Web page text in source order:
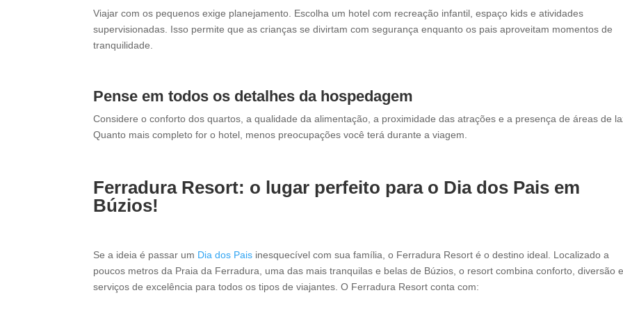
Viajar com os pequenos exige planejamento. Escolha um hotel com recreação infantil, espaço kids e atividades
supervisionadas. Isso permite que as crianças se divirtam com segurança enquanto os pais aproveitam momentos de
tranquilidade.
Pense em todos os detalhes da hospedagem
Considere o conforto dos quartos, a qualidade da alimentação, a proximidade das atrações e a presença de áreas de
Quanto mais completo for o hotel, menos preocupações você terá durante a viagem.
Ferradura Resort: o lugar perfeito para o Dia dos Pais em
Búzios!
Se a ideia é passar um Dia dos Pais inesquecível com sua família, o Ferradura Resort é o destino ideal. Localizado a
poucos metros da Praia da Ferradura, uma das mais tranquilas e belas de Búzios, o resort combina conforto, diversão e
serviços de excelência para todos os tipos de viajantes. O Ferradura Resort conta com: